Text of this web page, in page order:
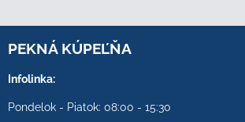
PEKNÁ KÚPEĽŇA
Infolinka:
Pondelok - Piatok: 08:00 - 15:30